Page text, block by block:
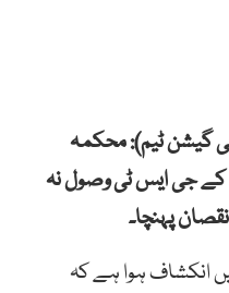
گیشن ٹیم): محکمہ
کے جی ایس ٹی وصول نہ
پہنچا۔
انکشاف ہوا ہے کہ